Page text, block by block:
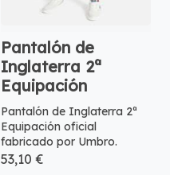
Pantalón de
Inglaterra 2ª
Equipación
Pantalón de Inglaterra 2ª
Equipación oficial
fabricado por Umbro.
53,10 €